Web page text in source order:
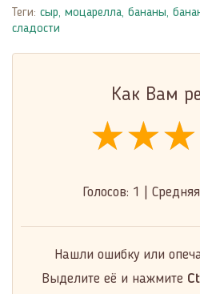
Теги: сыр, моцарелла, бананы,
сладости
Как Вам
Голосов: 1
Нашли ошибку или
Выделите её и нажмите